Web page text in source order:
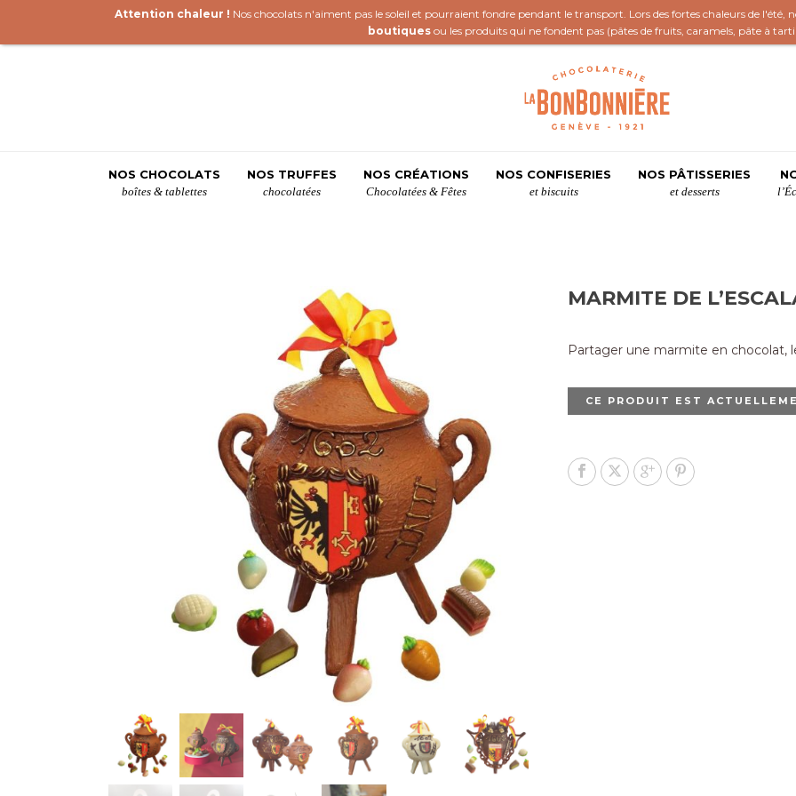
NOS CHOCOLATS
boîtes & tablettes
NOS TRUFFES
chocolatées
NOS CRÉATIONS
Chocolatées & Fêtes
NOS CONFISERIES
et biscuits
NOS PÂTISSERIES
et desserts
MARMITE DE
Partager une marmite en chocolat,
CE PRODUIT EST
Attention chaleur ! Nos chocolats n'aiment pas le soleil et pourraient fondre pendant le transport. Lors des fortes chaleurs de l'été,
boutiques ou les produits qui ne fondent pas (pâtes de fruits, caramels, pâte à